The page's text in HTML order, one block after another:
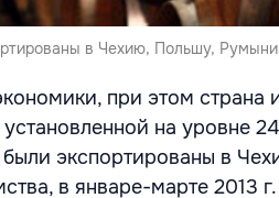
в Чехию, Польшу,
при этом страна
на уровне
экспортированы в
в январе-марте 2013